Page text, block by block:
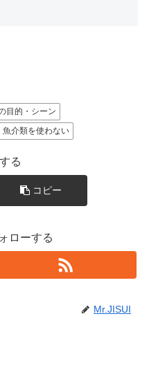
目的・シーン
魚介類を使わない
る
コピー
ローする
Mr.JISUI